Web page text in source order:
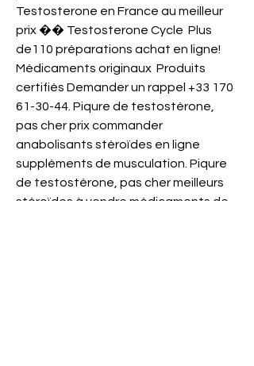
Testosterone en France au meilleur
prix �� Testosterone Cycle  Plus
de110 préparations achat en ligne! ️
Médicaments originaux  Produits
certifiés Demander un rappel +33 170
61-30-44. Piqure de testostérone,
pas cher prix commander
anabolisants stéroïdes en ligne
suppléments de musculation. Piqure
de testostérone, pas cher meilleurs
stéroïdes à vendre médicaments de